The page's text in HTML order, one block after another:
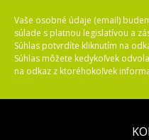
Vaše osobné údaje (email)
súlade s platnou legislatívou a
Súhlas potvrdíte kliknutím na
Súhlas môžete kedykoľvek
na odkaz z ktoréhokoľvek